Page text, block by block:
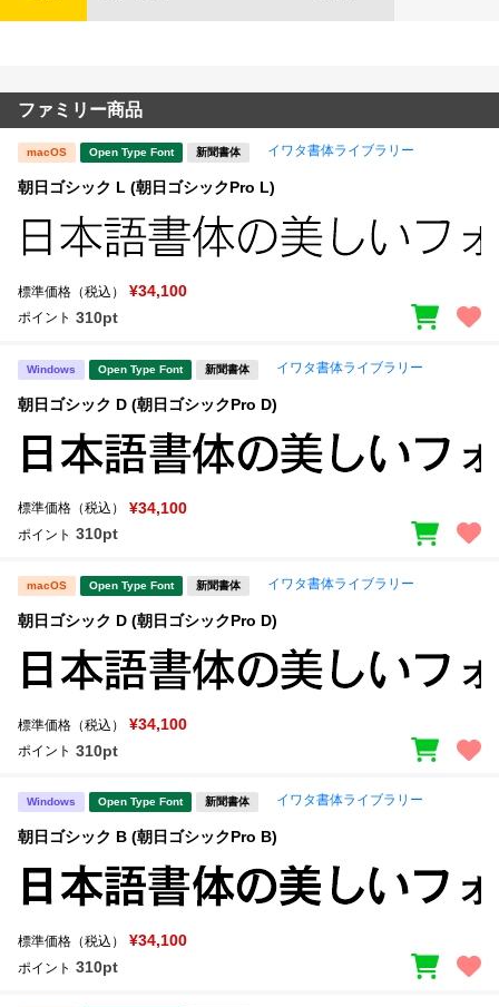
ファミリー商品
macOS Open Type Font 新聞書体 イワタ書体ライブラリー
朝日ゴシック L (朝日ゴシックPro L)
標準価格（税込） ¥34,100
ポイント 310pt
Windows Open Type Font 新聞書体 イワタ書体ライブラリー
朝日ゴシック D (朝日ゴシックPro D)
標準価格（税込） ¥34,100
ポイント 310pt
macOS Open Type Font 新聞書体 イワタ書体ライブラリー
朝日ゴシック D (朝日ゴシックPro D)
標準価格（税込） ¥34,100
ポイント 310pt
Windows Open Type Font 新聞書体 イワタ書体ライブラリー
朝日ゴシック B (朝日ゴシックPro B)
標準価格（税込） ¥34,100
ポイント 310pt